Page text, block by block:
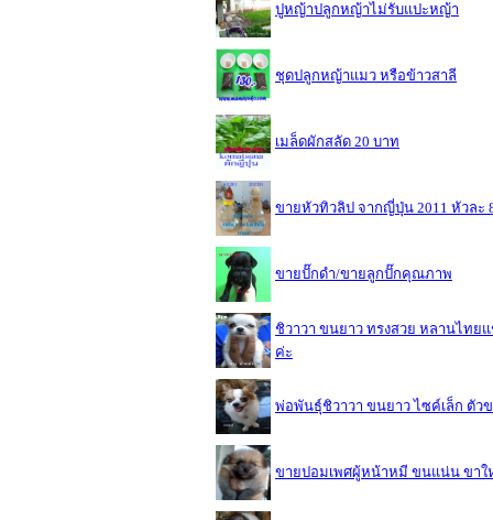
ปูหญ้าปลูกหญ้าไม่รับแปะหญ้า
ชุดปลูกหญ้าแมว หรือข้าวสาลี
เมล็ดผักสลัด 20 บาท
ขายหัวทิวลิป จากญี่ปุ่น 2011 หัวละ
ขายปั๊กดำ/ขายลูกปั๊กคุณภาพ
ชิวาวา ขนยาว ทรงสวย หลานไทย
ค่ะ
พ่อพันธุ์ชิวาวา ขนยาว ไซค์เล็ก ตัว
ขายปอมเพศผู้หน้าหมี ขนแน่น ขา